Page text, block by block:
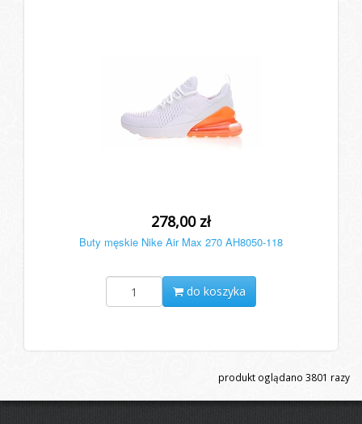
278,00 zł
Buty męskie Nike Air Max 270 AH8050-118
do koszyka
produkt oglądano 3801 razy